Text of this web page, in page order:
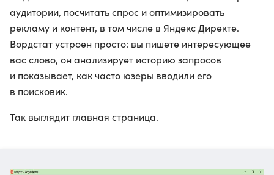
аудитории, посчитать спрос и оптимизировать
рекламу и контент, в том числе в Яндекс Директе.
Вордстат устроен просто: вы пишете интересующее
вас слово, он анализирует историю запросов
и показывает, как часто юзеры вводили его
в поисковик.
Так выглядит главная страница.